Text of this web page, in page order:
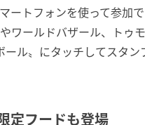
ートフォンを使って参加
ワールドバザール、トゥ
ル〟にタッチしてスタ
定フードも登場